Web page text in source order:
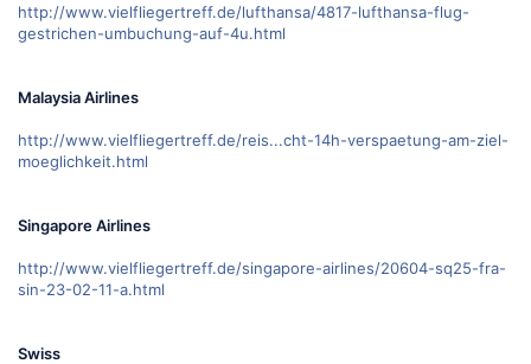
http://www.vielfliegertreff.de/lufthansa/4817-lufthansa-flug-
gestrichen-umbuchung-auf-4u.html
Malaysia Airlines
http://www.vielfliegertreff.de/reis...cht-14h-verspaetung-am-ziel-
moeglichkeit.html
Singapore Airlines
http://www.vielfliegertreff.de/singapore-airlines/20604-sq25-fra-
sin-23-02-11-a.html
Swiss